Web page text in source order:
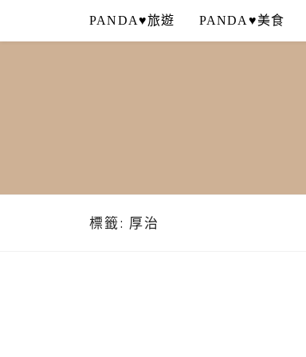
content
PANDA♥旅遊 PANDA♥美食
標籤: 厚治